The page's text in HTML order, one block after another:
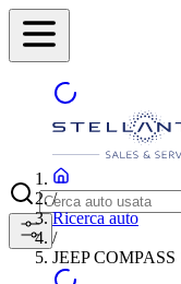
/
Ricerca auto
/
JEEP